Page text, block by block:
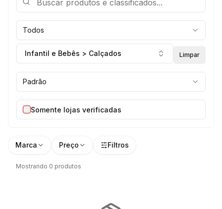
Todos
Infantil e Bebês > Calçados Limpar
Padrão
Somente lojas verificadas
Marca Preço Filtros
Mostrando 0 produtos